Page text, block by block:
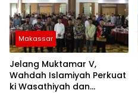
Makassar
Jelang Muktamar V,
Wahdah Islamiyah Perkuat
ki Wasathiyah dan